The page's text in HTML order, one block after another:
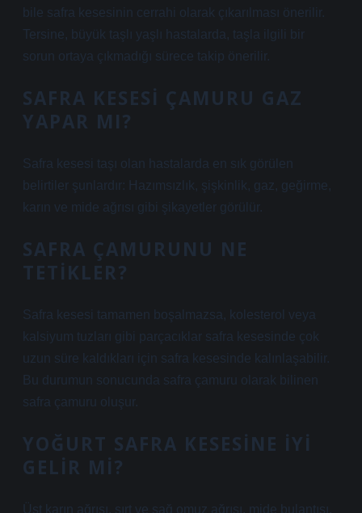
bile safra kesesinin cerrahi olarak çıkarılması önerilir.
Tersine, büyük taşlı yaşlı hastalarda, taşla ilgili bir
sorun ortaya çıkmadığı sürece takip önerilir.
SAFRA KESESI ÇAMURU GAZ
YAPAR MI?
Safra kesesi taşı olan hastalarda en sık görülen
belirtiler şunlardır: Hazımsızlık, şişkinlik, gaz, geğirme,
karın ve mide ağrısı gibi şikayetler görülür.
SAFRA ÇAMURUNU NE
TETIKLER?
Safra kesesi tamamen boşalmazsa, kolesterol veya
kalsiyum tuzları gibi parçacıklar safra kesesinde çok
uzun süre kaldıkları için safra kesesinde kalınlaşabilir.
Bu durumun sonucunda safra çamuru olarak bilinen
safra çamuru oluşur.
YOĞURT SAFRA KESESINE IYI
GELIR MI?
Üst karın ağrısı, sırt ve sağ omuz ağrısı, mide bulantısı,